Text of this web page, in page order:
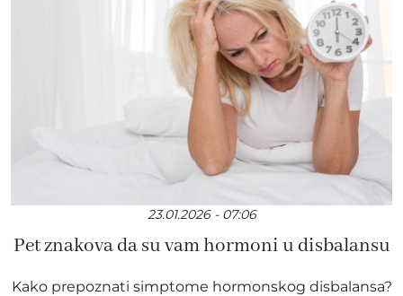
23.01.2026 - 07:06
Pet znakova da su vam hormoni u disbalansu
Kako prepoznati simptome hormonskog disbalansa?